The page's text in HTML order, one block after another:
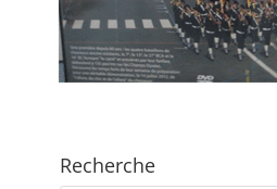
Recherche